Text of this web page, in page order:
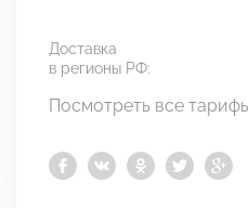
Доставка
в регионы РФ:
Посмотреть все